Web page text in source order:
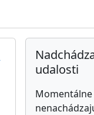
Preskočiť
udalosti
Momentálne